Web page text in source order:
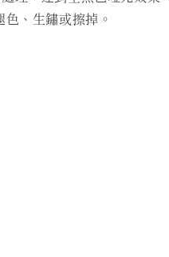
、生鏽或擦掉。